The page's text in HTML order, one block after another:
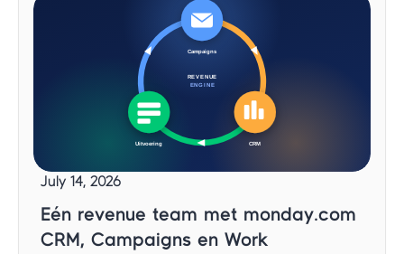
July 14, 2026
Eén revenue team met monday.com
CRM, Campaigns en Work